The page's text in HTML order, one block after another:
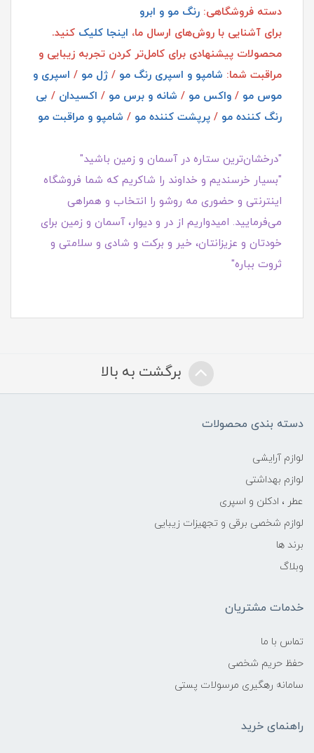
دسته فروشگاهی: رنگ مو و ابرو
برای آشنایی با روش‌های ارسال ما، اینجا کلیک کنید.
محصولات پیشنهادی برای کامل‌تر کردن تجربه زیبایی و
مراقبت شما: شامپو و اسپری رنگ مو / ژل مو / اسپری و
موس مو / واکس مو / شانه و برس مو / اکسیدان / بی
رنگ کننده مو / پرپشت کننده مو / شامپو و مراقبت مو
"درخشان‌ترین ستاره در آسمان و زمین باشید"
"بسیار خرسندیم و خداوند را شاکریم که شما فروشگاه
اینترنتی و حضوری مه روشو را انتخاب و همراهی
می‌فرمایید. امیدواریم از در و دیوار، آسمان و زمین برای
خودتان و عزیزانتان، خیر و برکت و شادی و سلامتی و
ثروت بباره"
برگشت به بالا
دسته بندی محصولات
لوازم آرایشی
لوازم بهداشتی
عطر ، ادکلن و اسپری
لوازم شخصی برقی و تجهیزات زیبایی
برند ها
وبلاگ
خدمات مشتریان
تماس با ما
حفظ حریم شخصی
سامانه رهگیری مرسولات پستی
راهنمای خرید